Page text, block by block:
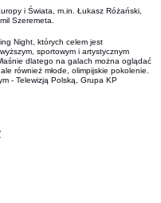
i Świata, m.in. Łukasz Różański,
Szeremeta.
Night, których celem jest
sportowym i artystycznym
dlatego na galach można oglądać
również młode, olimpijskie pokolenie.
- Telewizją Polską, Grupa KP